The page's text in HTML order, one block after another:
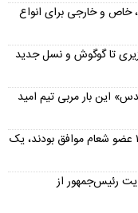
اسم زیبا، بامزه، خاص و خارجی برای انواع
تا گوگوش و نسل جدید
این بار مربی تیم امید
روایت تازه پزشکیان از پشت‌پرده مذاکرات؛ ۱۲ عضو شعام موافق بودند، یک
رئیس‌جمهور از